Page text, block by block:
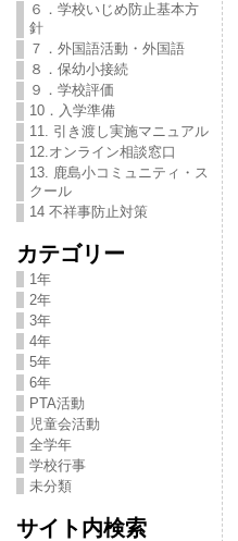
６．学校いじめ防止基本方
針
７．外国語活動・外国語
８．保幼小接続
９．学校評価
10．入学準備
11. 引き渡し実施マニュアル
12.オンライン相談窓口
13. 鹿島小コミュニティ・ス
クール
14 不祥事防止対策
カテゴリー
1年
2年
3年
4年
5年
6年
PTA活動
児童会活動
全学年
学校行事
未分類
サイト内検索